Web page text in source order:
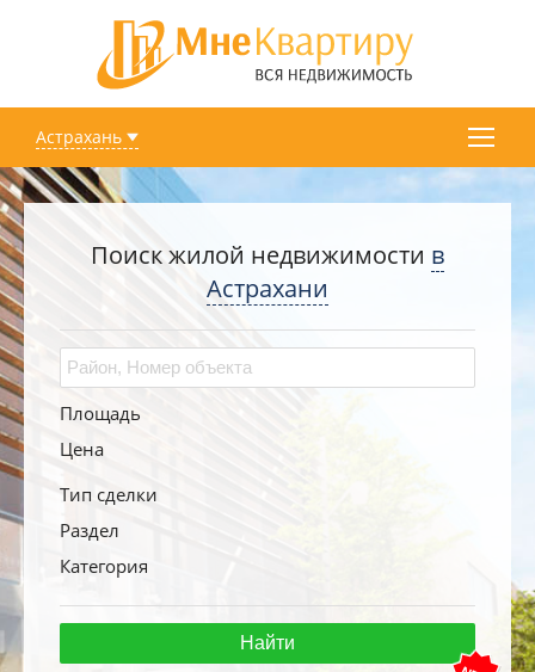
Астрахань
Поиск жилой недвижимости в
Астрахани
Площадь
Цена
Тип сделки
Раздел
Категория